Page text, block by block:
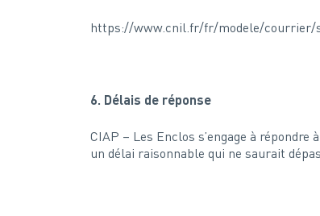
https://www.cnil.fr/fr/modele/courrier/
6. Délais de réponse
CIAP – Les Enclos s’engage à
un délai raisonnable qui ne saurait